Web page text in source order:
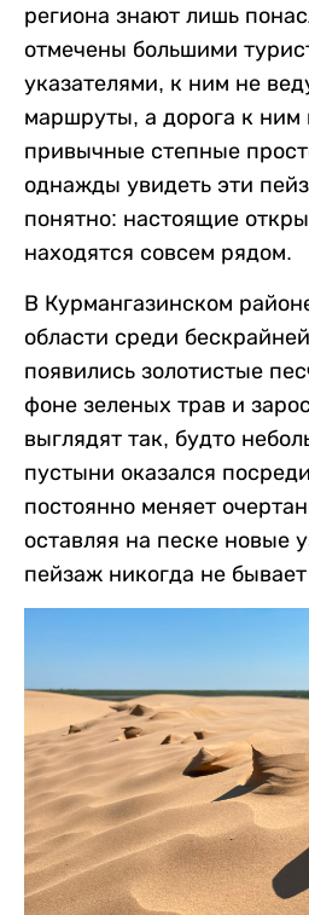
региона знают лишь
отмечены большими
указателями, к ним не
маршруты, а дорога к ним
привычные степные
однажды увидеть эти
понятно: настоящие
находятся совсем рядом.
В Курмангазинском
области среди
появились золотистые
фоне зеленых трав и
выглядят так, будто
пустыни оказался
постоянно меняет
оставляя на песке новые
пейзаж никогда не